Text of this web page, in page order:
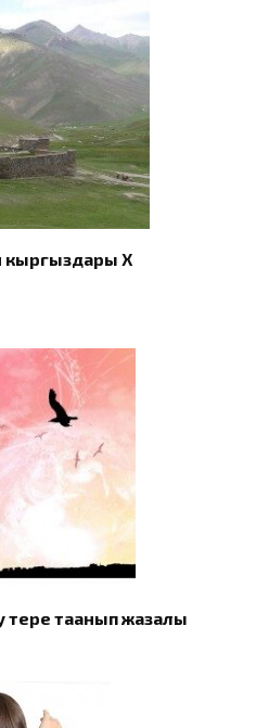
кыргыздары X
таанып жазалы